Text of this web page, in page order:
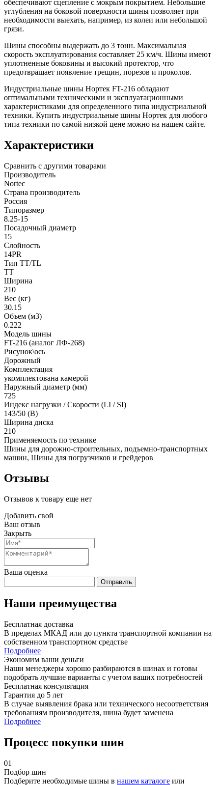
обеспечивают сцепление с мокрым покрытием. Небольшие
углубления на боковой поверхности шины позволяет при
необходимости выехать, например, из колеи или небольшой
грязи.
Шины способны выдержать до 3 тонн. Максимальная
скорость эксплуатирования составляет 25 км/ч. Шины имеют
уплотненные боковины и высокий протектор, что
предотвращает появление трещин, порезов и проколов.
Индустриальные шины Нортек FT-216 обладают
оптимальными техническими и эксплуатационными
характеристиками для определенного типа индустриальной
техники. Купить индустриальные шины Нортек для любого
типа техники по самой низкой цене можно на нашем сайте.
Характеристики
Сравнить с другими товарами
Производитель
Nortec
Страна производитель
Россия
Типоразмер
8.25-15
Посадочный диаметр
15
Слойность
14PR
Тип TT/TL
TT
Ширина
210
Вес (кг)
30.15
Объем (м3)
0.222
Модель шины
FT-216 (аналог ЛФ-268)
Рисунок\ось
Дорожный
Комплектация
укомплектована камерой
Наружный диаметр (мм)
725
Индекс нагрузки / Скорости (LI / SI)
143/50 (B)
Ширина диска
210
Применяемость по технике
Шины для дорожно-строительных, подъемно-транспортных
машин, Шины для погрузчиков и грейдеров
Отзывы
Отзывов к товару еще нет
Добавить свой
Ваш отзыв
Закрыть
Ваша оценка
Отправить
Наши преимущества
Бесплатная доставка
В пределах МКАД или до пункта транспортной компании на
собственном транспортном средстве
Подробнее
Экономим ваши деньги
Наши менеджеры хорошо разбираются в шинах и готовы
подобрать лучшие варианты с учетом ваших потребностей
Бесплатная консультация
Гарантия до 5 лет
В случае выявления брака или технического несоответствия
требованиям производителя, шина будет заменена
Подробнее
Процесс покупки шин
01
Подбор шин
Подберите необходимые шины в нашем каталоге или